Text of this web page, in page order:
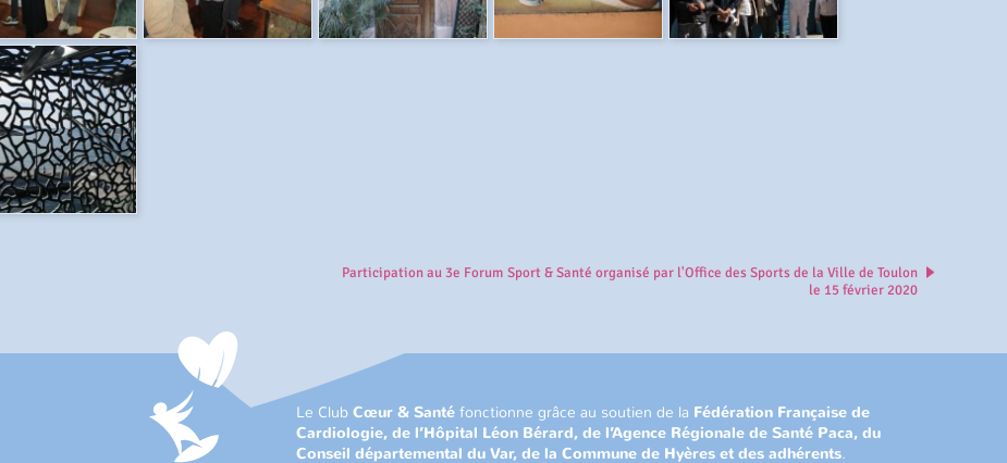
Participation au 3e Forum Sport & Santé organisé par l'Office des Sports de la Ville de Toulon
le 15 février 2020
Le ClubCœur & Santé fonctionne grâce au soutien de la Fédération Française de
Cardiologie, de l’Hôpital Léon Bérard, de l’Agence Régionale de Santé Paca, du
Conseil départemental du Var, de la Commune de Hyères et des adhérents.